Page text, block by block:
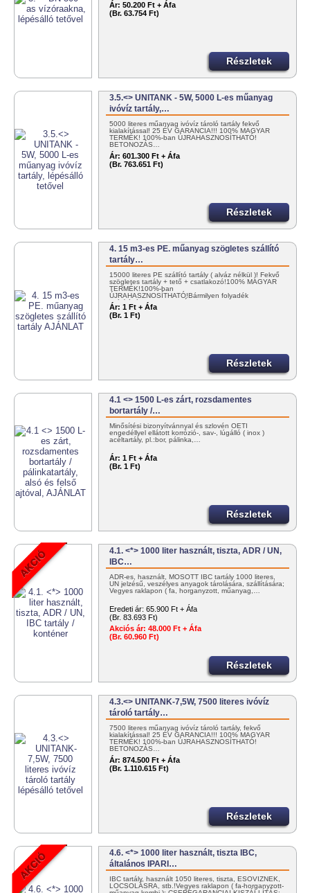
Ár: 50.200 Ft + Áfa
(Br. 63.754 Ft)
Részletek
3.5.<> UNITANK - 5W, 5000 L-es műanyag
ivóvíz tartály,…
5000 literes műanyag ivóvíz tároló tartály fekvő
kialakítással! 25 ÉV GARANCIA!!! 100% MAGYAR
TERMÉK! 100%-ban ÚJRAHASZNOSÍTHATÓ!
BETONOZÁS…
Ár: 601.300 Ft + Áfa
(Br. 763.651 Ft)
Részletek
4. 15 m3-es PE. műanyag szögletes szállító
tartály…
15000 literes PE szállító tartály ( alváz nélkül )! Fekvő
szögletes tartály + tető + csatlakozó!100% MAGYAR
TERMÉK!100%-ban
ÚJRAHASZNOSÍTHATÓ!Bármilyen folyadék
szállítására! KEDVEZMÉNYES
KISZÁLLÍTÁS!+36302985814 vagy…
Ár: 1 Ft + Áfa
(Br. 1 Ft)
Részletek
4.1 <> 1500 L-es zárt, rozsdamentes
bortartály /…
Minősítési bizonyítvánnyal és szlovén OÉTI
engedéllyel ellátott korrózió-, sav-, lúgálló ( inox )
acéltartály, pl.:bor, pálinka,…
Ár: 1 Ft + Áfa
(Br. 1 Ft)
Részletek
4.1. <*> 1000 liter használt, tiszta, ADR / UN,
IBC…
ADR-es, használt, MOSOTT IBC tartály 1000 literes,
UN jelzésű, veszélyes anyagok tárolására, szállítására;
Vegyes raklapon ( fa, horganyzott, műanyag,…
Eredeti ár: 65.900 Ft + Áfa
(Br. 83.693 Ft)
Akciós ár: 48.000 Ft + Áfa
(Br. 60.960 Ft)
Részletek
4.3.<> UNITANK-7,5W, 7500 literes ivóvíz
tároló tartály…
7500 literes műanyag ivóvíz tároló tartály, fekvő
kialakítással! 25 ÉV GARANCIA!!! 100% MAGYAR
TERMÉK! 100%-ban ÚJRAHASZNOSÍTHATÓ!
BETONOZÁS…
Ár: 874.500 Ft + Áfa
(Br. 1.110.615 Ft)
Részletek
4.6. <*> 1000 liter használt, tiszta IBC,
általános IPARI…
IBC tartály, használt 1050 literes, tiszta, ESŐVÍZNEK,
LOCSOLÁSRA, stb.!Vegyes raklapon ( fa-horganyzott-